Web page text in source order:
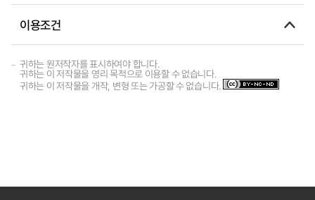
이용조건
귀하는 원저작자를 표시하여야 합니다.
귀하는 이 저작물을 영리 목적으로 이용할 수 없습니다.
귀하는 이 저작물을 개작, 변형 또는 가공할 수 없습니다.